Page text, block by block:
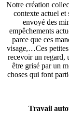
Notre création
contexte actuel et
envoyé des
empêchements
parce que ces
visage,…Ces petites
recevoir un regard,
être grisé par un
choses qui font
Travail